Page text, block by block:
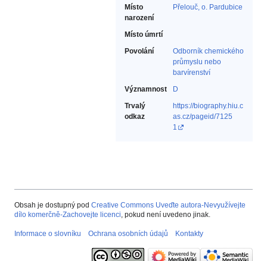
Místo
narození
Přelouč, o. Pardubice
Místo úmrtí
Povolání
Odborník chemického
průmyslu nebo
barvírenství‎
Významnost
D
Trvalý
odkaz
https://biography.hiu.c
as.cz/pageid/7125
1
Obsah je dostupný pod Creative Commons Uveďte autora-Nevyužívejte
dílo komerčně-Zachovejte licenci, pokud není uvedeno jinak.
Informace o slovníku Ochrana osobních údajů Kontakty